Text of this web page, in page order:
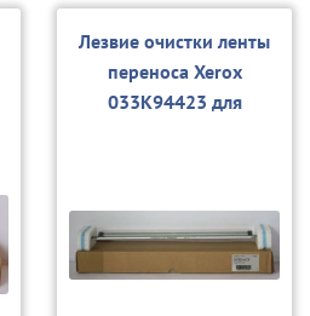
Лезвие очистки ленты
переноса Xerox
033K94423 для